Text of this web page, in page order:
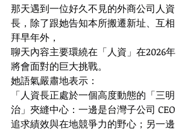
那天遇到一位好久不見的外商公司人資
長，除了跟她告知本所搬遷新址、互相
拜早年外，
聊天內容主要環繞在「人資」在2026年
將會面對的巨大挑戰。
她語氣嚴肅地表示：
「人資長正處於一個高度動態的「三明
治」夾縫中心：一邊是台灣子公司 CEO
追求績效與在地競爭力的野心；另一邊